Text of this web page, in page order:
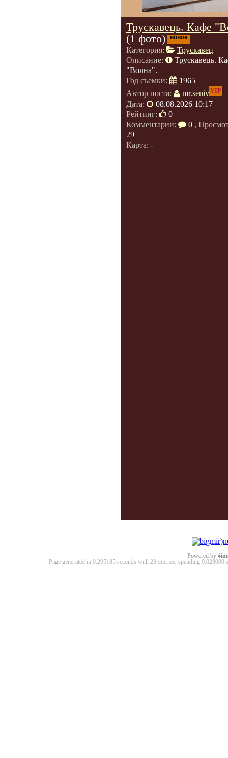
Трускавець. Кафе
(1 фото)
новое
Категория:
Трускавец
Описание:
Трускавець.
"Волна".
Год съемки:
1965
Автор поста:
mr.senivVIP
Дата:
08.08.2026 10:17
Рейтинг:
0
Комментарии:
0 ,
29
Карта: -
Powered by
Page generated in 0.295185 seconds with 23 queries, spending